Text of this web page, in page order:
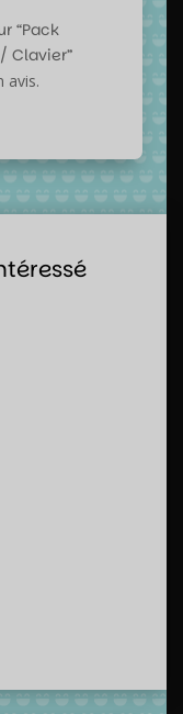
“Pack
Clavier”
avis.